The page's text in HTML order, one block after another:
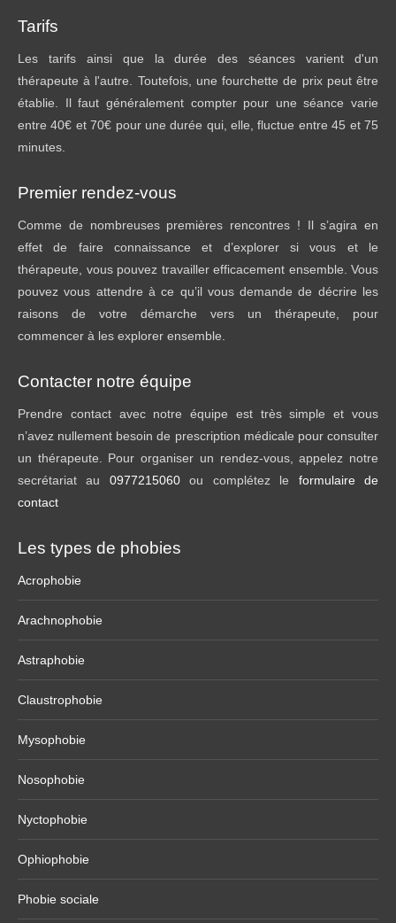
Tarifs
Les tarifs ainsi que la durée des séances varient d'un
thérapeute à l'autre. Toutefois, une fourchette de prix peut être
établie. Il faut généralement compter pour une séance varie
entre 40€ et 70€ pour une durée qui, elle, fluctue entre 45 et 75
minutes.
Premier rendez-vous
Comme de nombreuses premières rencontres ! Il s’agira en
effet de faire connaissance et d’explorer si vous et le
thérapeute, vous pouvez travailler efficacement ensemble. Vous
pouvez vous attendre à ce qu’il vous demande de décrire les
raisons de votre démarche vers un thérapeute, pour
commencer à les explorer ensemble.
Contacter notre équipe
Prendre contact avec notre équipe est très simple et vous
n’avez nullement besoin de prescription médicale pour consulter
un thérapeute. Pour organiser un rendez-vous, appelez notre
secrétariat au 0977215060ou complétez le formulaire de
contact
Les types de phobies
Acrophobie
Arachnophobie
Astraphobie
Claustrophobie
Mysophobie
Nosophobie
Nyctophobie
Ophiophobie
Phobie sociale